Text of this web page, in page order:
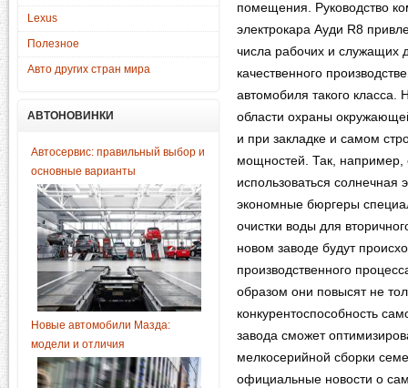
Lexus
Полезное
Авто других стран мира
АВТОНОВИНКИ
Автосервис: правильный выбор и
основные варианты
Новые автомобили Мазда:
модели и отличия
помещения. Руководство
электрокара Ауди R8
числа рабочих и служащих
качественного
автомобиля такого
области охраны
и при закладке и самом
мощностей. Так, например,
использоваться солнечная
экономные бюргеры
очистки воды для
новом заводе будут
производственного
образом они повысят не
конкурентоспособность
завода сможет
мелкосерийной сборки
официальные новости о